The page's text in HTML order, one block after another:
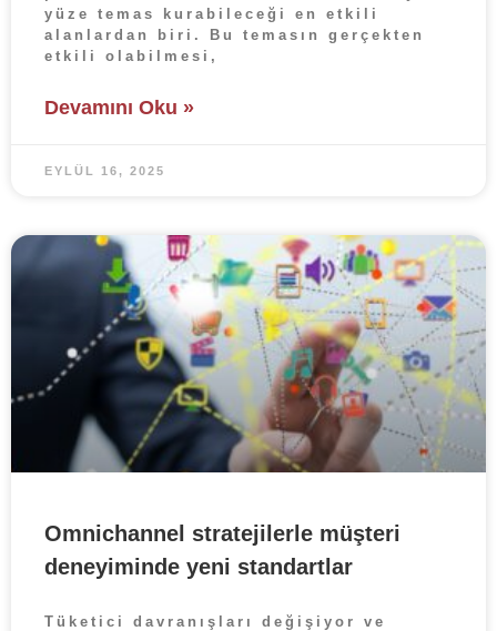
yüze temas kurabileceği en etkili
alanlardan biri. Bu temasın gerçekten
etkili olabilmesi,
Devamını Oku »
EYLÜL 16, 2025
Omnichannel stratejilerle müşteri
deneyiminde yeni standartlar
Tüketici davranışları değişiyor ve